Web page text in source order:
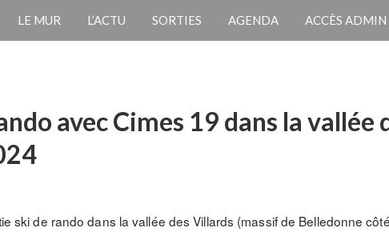
LE MUR L’ACTU SORTIES AGENDA ACCÈS ADMIN
avec Cimes 19 dans la vallée
ski de rando dans la vallée des Villards (massif de Belledonne